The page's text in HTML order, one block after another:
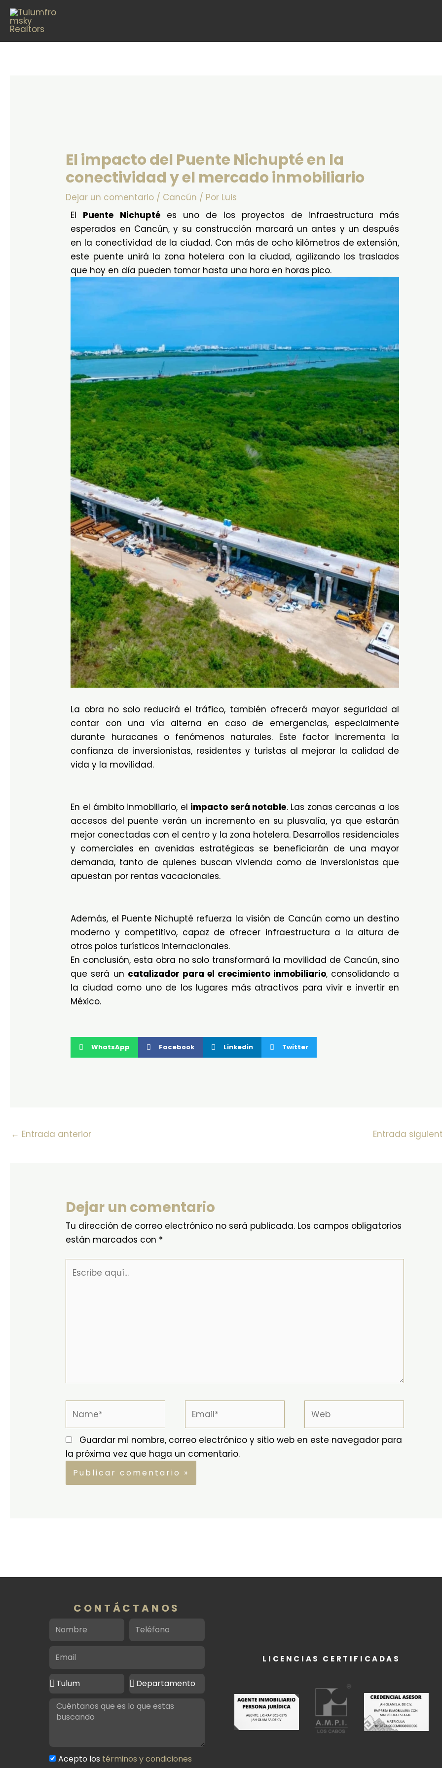
contenido
El impacto del Puente Nichupté en la
conectividad y el mercado inmobiliario
Dejar un comentario / Cancún / Por Luis
El Puente Nichuptées uno de los proyectos de infraestructura más
esperados en Cancún, y su construcción marcará un antes y un después
en la conectividad de la ciudad. Con más de ocho kilómetros de extensión,
este puente unirá la zona hotelera con la ciudad, agilizando los traslados
que hoy en día pueden tomar hasta una hora en horas pico.
La obra no solo reducirá el tráfico, también ofrecerá mayor seguridad al
contar con una vía alterna en caso de emergencias, especialmente
durante huracanes o fenómenos naturales. Este factor incrementa la
confianza de inversionistas, residentes y turistas al mejorar la calidad de
vida y la movilidad.
En el ámbito inmobiliario, el impacto será notable. Las zonas cercanas a los
accesos del puente verán un incremento en su plusvalía, ya que estarán
mejor conectadas con el centro y la zona hotelera. Desarrollos residenciales
y comerciales en avenidas estratégicas se beneficiarán de una mayor
demanda, tanto de quienes buscan vivienda como de inversionistas que
apuestan por rentas vacacionales.
Además, el Puente Nichupté refuerza la visión de Cancún como un destino
moderno y competitivo, capaz de ofrecer infraestructura a la altura de
otros polos turísticos internacionales.
En conclusión, esta obra no solo transformará la movilidad de Cancún, sino
que será un catalizador para el crecimiento inmobiliario, consolidando a
la ciudad como uno de los lugares más atractivos para vivir e invertir en
México.
WhatsApp Facebook Linkedin Twitter
Navegación
de
entradas
← Entrada anterior Entrada
Dejar un comentario
Tu dirección de correo electrónico no será publicada. Los campos obligatorios
están marcados con *
aquí...
Guardar mi nombre, correo electrónico y sitio web en este navegador para
la próxima vez que haga un comentario.
CONTÁCTANOS
Nombre Teléfono
Email
Ciudad
interés
Tipo
propiedad
Mensaje
Términos
Acepto los términos y condiciones
LICENCIAS CERTIFICADAS